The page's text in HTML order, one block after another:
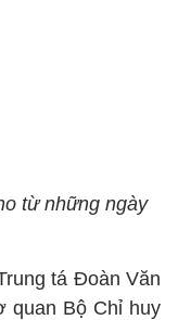
từ những ngày
tá Đoàn Văn
quan Bộ Chỉ huy